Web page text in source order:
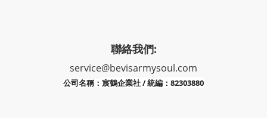
聯絡我們:
service@bevisarmysoul.com
公司名稱： 宸鶴企業社 / 統編：82303880